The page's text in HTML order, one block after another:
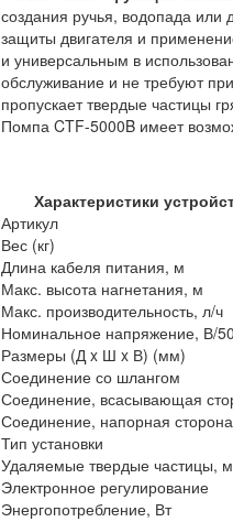
создания ручья, водопада или
защиты двигателя и
и универсальным в
обслуживание и не требуют
пропускает твердые частицы
Помпа CTF-5000B имеет
Характеристики
Артикул
Вес (кг)
Длина кабеля питания, м
Макс. высота нагнетания, м
Макс. производительность, л/ч
Номинальное напряжение, В/
Размеры (Д x Ш x В) (мм)
Соединение со шлангом
Соединение, всасывающая
Соединение, напорная сторона
Тип установки
Удаляемые твердые частицы,
Электронное регулирование
Энергопотребление, Вт